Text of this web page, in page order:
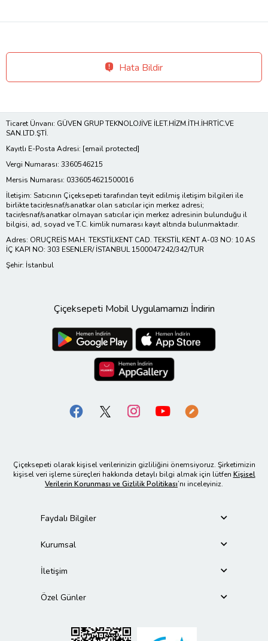
Hata Bildir
Ticaret Ünvanı: GÜVEN GRUP TEKNOLOJİVE İLET.HİZM.İTH.İHRTİC.VE
SAN.LTD.ŞTİ.
Kayıtlı E-Posta Adresi: [email protected]
Vergi Numarası: 3360546215
Mersis Numarası: 0336054621500016
İletişim: Satıcının Çiçeksepeti tarafından teyit edilmiş iletişim bilgileri ile
birlikte tacir/esnaf/sanatkar olan satıcılar için merkez adresi;
tacir/esnaf/sanatkar olmayan satıcılar için merkez adresinin bulunduğu il
bilgisi, ad, soyad ve T.C. kimlik numarası kayıt altında bulunmaktadır.
Adres: ORUÇREİS MAH. TEKSTİLKENT CAD. TEKSTİL KENT A-03 NO: 10 AS
İÇ KAPI NO: 303 ESENLER/ İSTANBUL 1500047242/342/TUR
Şehir: İstanbul
Çiçeksepeti Mobil Uygulamamızı İndirin
Çiçeksepeti olarak kişisel verilerinizin gizliliğini önemsiyoruz. Şirketimizin
kişisel veri işleme süreçleri hakkında detaylı bilgi almak için lütfen Kişisel
Verilerin Korunması ve Gizlilik Politikası’nı inceleyiniz.
Faydalı Bilgiler
Kurumsal
İletişim
Özel Günler